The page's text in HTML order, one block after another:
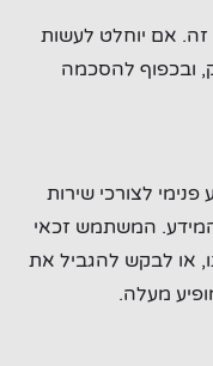
זה. אם יוחלט לעשות
ובכפוף להסכמה
לצורכי שירות
המשתמש זכאי
או לבקש להגביל את
מעלה.